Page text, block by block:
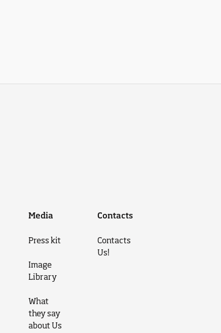
Media
Press kit
Image
Library
What
they say
about Us
Contacts
Contacts
Us!